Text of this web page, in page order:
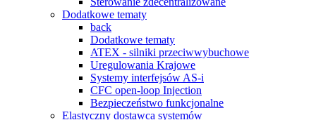
Dodatkowe tematy
back
Dodatkowe tematy
ATEX - silniki przeciwwybuchowe
Uregulowania Krajowe
Systemy interfejsów AS-i
CFC open-loop Injection
Bezpieczeństwo funkcjonalne
Elastyczny dostawca systemów